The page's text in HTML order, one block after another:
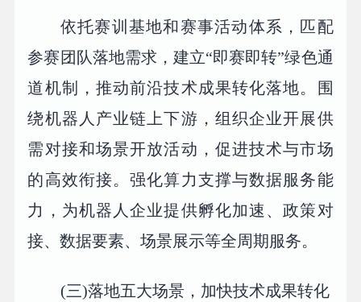
依托赛训基地和赛事活动体系，匹配
参赛团队落地需求，建立“即赛即转”绿色通
道机制，推动前沿技术成果转化落地。围
绕机器人产业链上下游，组织企业开展供
需对接和场景开放活动，促进技术与市场
的高效衔接。强化算力支撑与数据服务能
力，为机器人企业提供孵化加速、政策对
接、数据要素、场景展示等全周期服务。
(三)落地五大场景，加快技术成果转化